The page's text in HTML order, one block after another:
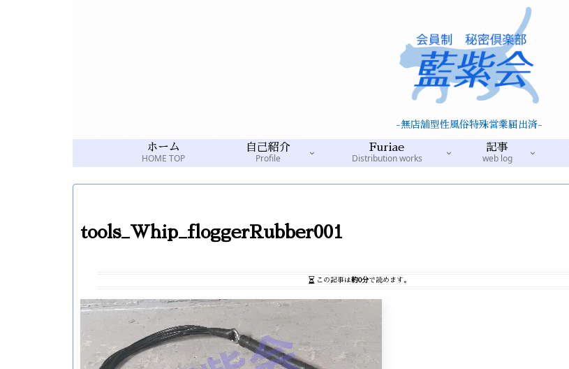
-無店舗型性風俗特殊営業届出済-
ホーム
HOME TOP
自己紹介
Profile
Furiae
Distribution works
記事
web log
tools_Whip_floggerRubber001
この記事は約0分で読めます。